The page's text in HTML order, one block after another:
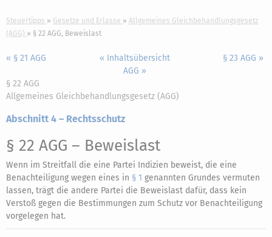
Steuertipps Gesetze und Erlasse
Allgemeines Gleichbehandlungsgesetz
(AGG)
§ 22 AGG, Beweislast
« § 21 AGG
« Inhaltsübersicht
AGG »
§ 23 AGG »
§ 22 AGG
Allgemeines Gleichbehandlungsgesetz (AGG)
Abschnitt 4 – Rechtsschutz
§ 22 AGG – Beweislast
Wenn im Streitfall die eine Partei Indizien beweist, die eine
Benachteiligung wegen eines in § 1 genannten Grundes vermuten
lassen, trägt die andere Partei die Beweislast dafür, dass kein
Verstoß gegen die Bestimmungen zum Schutz vor Benachteiligung
vorgelegen hat.